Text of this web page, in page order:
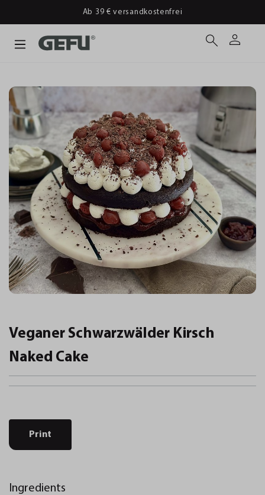
Ab 39 € versandkostenfrei
Veganer Schwarzwälder Kirsch
Naked Cake
Print
Ingredients